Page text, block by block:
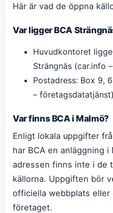
Här är vad de öppna
Var ligger BCA
Huvudkontoret
Strängnäs (car.info
Postadress: Box 9,
–
Var finns BCA i Malmö?
Enligt lokala uppgifter
har BCA en anläggning
adressen finns inte i de
källorna. Uppgiften bör
officiella webbplats
företaget.